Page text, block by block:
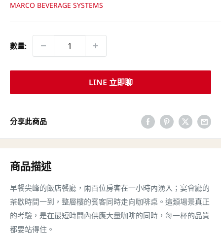
MARCO BEVERAGE SYSTEMS
數量:
LINE 立即聊
分享此商品
商品描述
早餐尖峰的飯店餐廳，兩百位房客在一小時內湧入；宴會廳的
茶歇時間一到，整層樓的賓客同時走向咖啡桌。這類場景真正
的考驗，是在最短時間內供應大量咖啡的同時，每一杯的品質
都要站得住。